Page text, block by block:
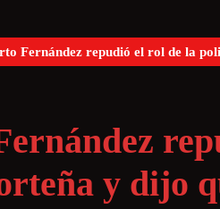
Fernández repudió el rol de la
y dijo